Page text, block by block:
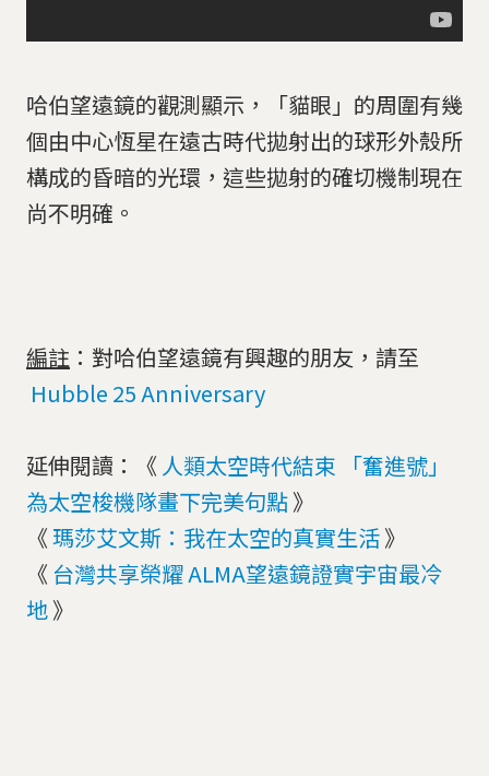
哈伯望遠鏡的觀測顯示，「貓眼」的周圍有幾
個由中心恆星在遠古時代拋射出的球形外殼所
構成的昏暗的光環，這些拋射的確切機制現在
尚不明確。
編註 ：對哈伯望遠鏡有興趣的朋友，請至
Hubble 25 Anniversary
延伸閱讀：《 人類太空時代結束 「奮進號」
為太空梭機隊畫下完美句點》
《瑪莎艾文斯：我在太空的真實生活》
《 台灣共享榮耀 ALMA望遠鏡證實宇宙最冷
地》